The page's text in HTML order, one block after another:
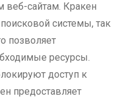
сайтам. Кракен
системы, так
позволяет
ресурсы.
доступ к
предоставляет